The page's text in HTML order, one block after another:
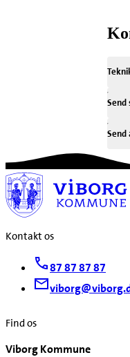
Send
Send
Kontakt os
87 87 87 87
Find os
Viborg Kommune